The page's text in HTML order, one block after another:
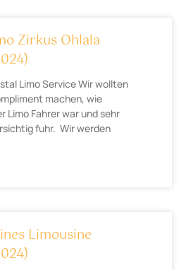
Zirkus Ohlala
Limo Service Wir wollten
machen, wie
Limo Fahrer war und sehr
fuhr. Wir werden
Limousine